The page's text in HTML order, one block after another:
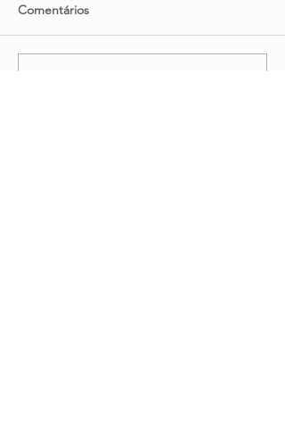
Comentários